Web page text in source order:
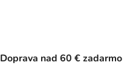
Doprava nad 60 € zadarmo